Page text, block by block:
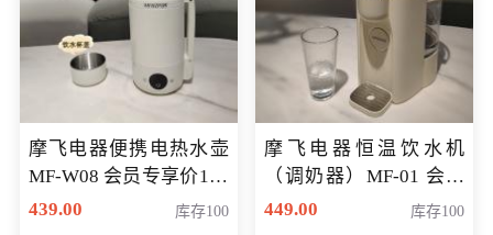
摩飞电器便携电热水壶
MF-W08 会员专享价198
元
439.00 库存100
摩飞电器恒温饮水机
（调奶器）MF-01 会员
专享价366元
449.00 库存100